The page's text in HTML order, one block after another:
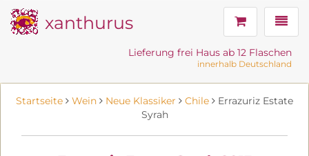
xanthurus
Lieferung frei Haus ab 12 Flaschen
innerhalb Deutschland
Startseite Wein Neue Klassiker Chile
Errazuriz Estate
Syrah